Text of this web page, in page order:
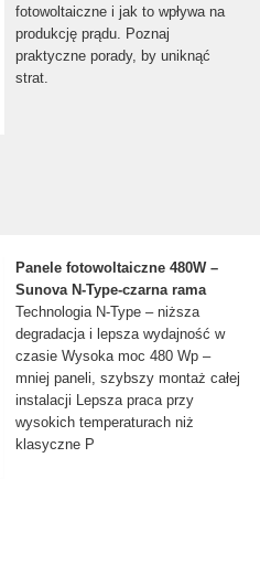
fotowoltaiczne i jak to wpływa na
produkcję prądu. Poznaj
praktyczne porady, by uniknąć
strat.
Panele fotowoltaiczne 480W –
Sunova N-Type-czarna rama
Technologia N-Type – niższa
degradacja i lepsza wydajność w
czasie Wysoka moc 480 Wp –
mniej paneli, szybszy montaż całej
instalacji Lepsza praca przy
wysokich temperaturach niż
klasyczne P